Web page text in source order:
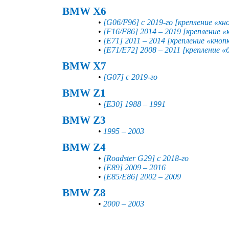
BMW X6
• [G06/F96] с 2019-го [крепление
• [F16/F86] 2014 – 2019 [крепление
• [E71] 2011 – 2014 [крепление
• [E71/E72] 2008 – 2011 [крепление
BMW X7
• [G07] с 2019-го
BMW Z1
• [E30] 1988 – 1991
BMW Z3
• 1995 – 2003
BMW Z4
• [Roadster G29] с 2018-го
• [E89] 2009 – 2016
• [E85/E86] 2002 – 2009
BMW Z8
• 2000 – 2003